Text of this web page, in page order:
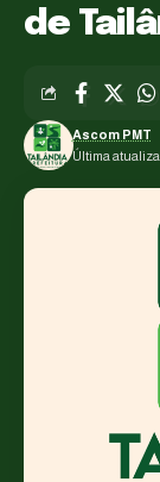
de
Última
Ascom PMT